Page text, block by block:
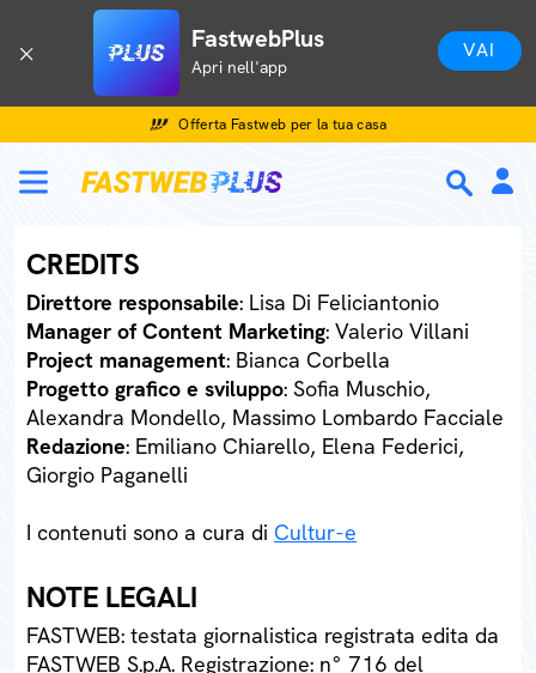
FastwebPlus
Apri nell'app
VAI
Offerta Fastweb per la tua casa
CREDITS
Direttore responsabile: Lisa Di Feliciantonio
Manager of Content Marketing: Valerio Villani
Project management: Bianca Corbella
Progetto grafico e sviluppo: Sofia Muschio,
Alexandra Mondello, Massimo Lombardo Facciale
Redazione: Emiliano Chiarello, Elena Federici,
Giorgio Paganelli
I contenuti sono a cura di Cultur-e
NOTE LEGALI
FASTWEB: testata giornalistica registrata edita da
FASTWEB S.p.A. Registrazione: n° 716 del